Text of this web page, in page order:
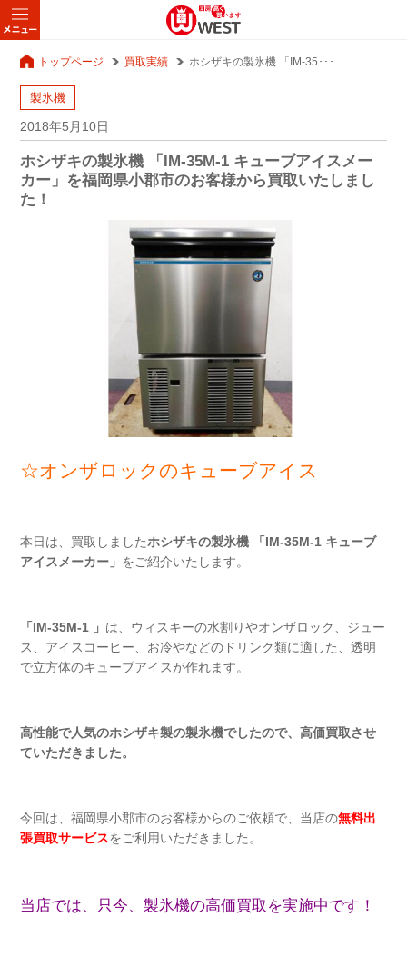
トップページ 買取実績 ホシザキの製氷機 「IM-35･･･
製氷機
2018年5月10日
ホシザキの製氷機 「IM-35M-1 キューブアイスメー
カー」を福岡県小郡市のお客様から買取いたしまし
た！
☆オンザロックのキューブアイス
本日は、買取しましたホシザキの製氷機 「IM-35M-1 キューブ
アイスメーカー」 をご紹介いたします。
「IM-35M-1 」 は、ウィスキーの水割りやオンザロック、ジュー
ス、アイスコーヒー、お冷やなどのドリンク類に適した、透明
で立方体のキューブアイスが作れます。
高性能で人気のホシザキ製の製氷機でしたので、高価買取させ
ていただきました。
今回は、福岡県小郡市のお客様からのご依頼で、当店の無料出
張買取サービスをご利用いただきました。
当店では、只今、製氷機の高価買取を実施中です！